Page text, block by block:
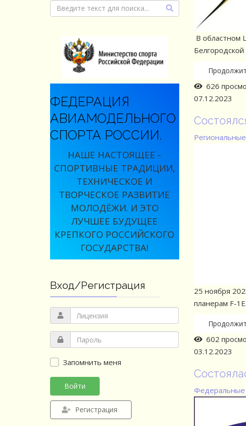
ФЕДЕРАЦИЯ
АВИАМОДЕЛЬНОГО
СПОРТА РОССИИ.
НАШЕ НАСТОЯЩЕЕ -
СПОРТИВНЫЕ ТРАДИЦИИ,
ТЕХНИЧЕСКОЕ И
ТВОРЧЕСКОЕ РАЗВИТИЕ
МОЛОДЁЖИ. И ЭТО
ЛУЧШЕЕ БУДУЩЕЕ
КРЕПКОГО РОССИЙСКОГО
ГОСУДАРСТВА!
Вход/Регистрация
Запомнить меня
Войти
Регистрация
В областном
626
07.12.2023
25 ноября
планерам F-
602
03.12.2023
Федеральные